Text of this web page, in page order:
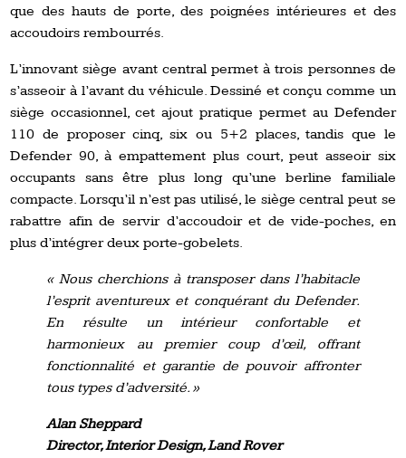
que des hauts de porte, des poignées intérieures et des
accoudoirs rembourrés.
L’innovant siège avant central permet à trois personnes de
s’asseoir à l’avant du véhicule. Dessiné et conçu comme un
siège occasionnel, cet ajout pratique permet au Defender
110 de proposer cinq, six ou 5+2 places, tandis que le
Defender 90, à empattement plus court, peut asseoir six
occupants sans être plus long qu’une berline familiale
compacte. Lorsqu’il n’est pas utilisé, le siège central peut se
rabattre afin de servir d’accoudoir et de vide-poches, en
plus d’intégrer deux porte-gobelets.
« Nous cherchions à transposer dans l’habitacle
l’esprit aventureux et conquérant du Defender.
En résulte un intérieur confortable et
harmonieux au premier coup d’œil, offrant
fonctionnalité et garantie de pouvoir affronter
tous types d’adversité. »
Alan Sheppard
Director, Interior Design, Land Rover